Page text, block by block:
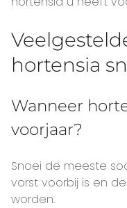
hortensia
Wanneer
voorjaar?
Snoei de meeste
vorst voorbij is en
worden.